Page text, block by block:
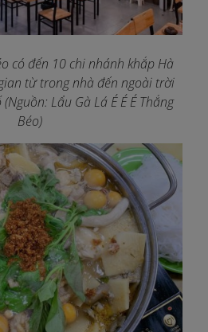
có đến 10 chi nhánh khắp Hà
từ trong nhà đến ngoài trời
Lẩu Gà Lá É É É Thắng
Béo)